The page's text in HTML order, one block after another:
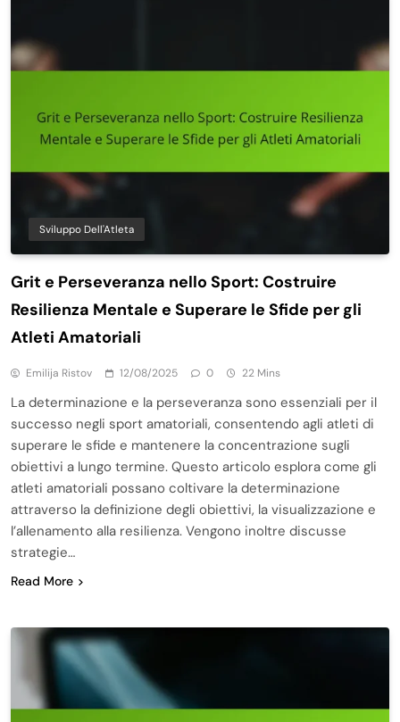
Sviluppo Dell'Atleta
Grit e Perseveranza nello Sport: Costruire
Resilienza Mentale e Superare le Sfide per gli
Atleti Amatoriali
Emilija Ristov 12/08/2025 0 22 Mins
La determinazione e la perseveranza sono essenziali per il
successo negli sport amatoriali, consentendo agli atleti di
superare le sfide e mantenere la concentrazione sugli
obiettivi a lungo termine. Questo articolo esplora come gli
atleti amatoriali possano coltivare la determinazione
attraverso la definizione degli obiettivi, la visualizzazione e
l’allenamento alla resilienza. Vengono inoltre discusse
strategie…
Read More